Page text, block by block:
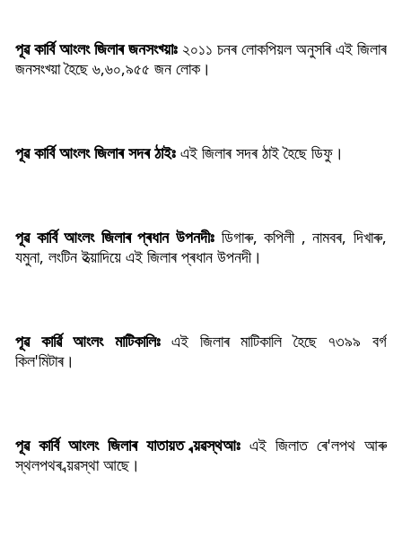
পূৱ কাৰ্বি আংলং জিলাৰ জনসংখ্য়াঃ ২০১১ চনৰ লোকপিয়ল অনুসৰি এই জিলাৰ
জনসংখ্য়া হৈছে ৬,৬০,৯৫৫ জন লোক।
পূৱ কাৰ্বি আংলং জিলাৰ সদৰ ঠাইঃ এই জিলাৰ সদৰ ঠাই হৈছে ডিফু।
পূৱ কাৰ্বি আংলং জিলাৰ প্ৰধান উপনদীঃ ডিগাৰু, কপিলী , নামবৰ, দিখাৰু,
যমুনা, লংটিন ইত্য়াদিয়ে এই জিলাৰ প্ৰধান উপনদী।
পূৱ কাৰ্ৱি আংলং মাটিকালিঃএই জিলাৰ মাটিকালি হৈছে ৭৩৯৯ বৰ্গ
কিল'মিটাৰ।
পূৱ কাৰ্বি আংলং জিলাৰ যাতায়ত ব্য়ৱস্থআঃ এই জিলাত ৰে'লপথ আৰু
স্থলপথৰ ব্য়ৱস্থা আছে।